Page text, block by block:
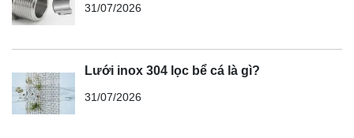
31/07/2026
Lưới inox 304 lọc bể cá là gì?
31/07/2026